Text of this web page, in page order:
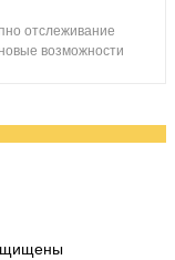
отслеживание
возможности